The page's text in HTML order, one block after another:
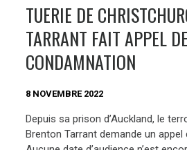
TUERIE DE
TARRANT FAIT APPEL
CONDAMNATION
8 NOVEMBRE 2022
Depuis sa prison d’Auckland, le
Brenton Tarrant demande un